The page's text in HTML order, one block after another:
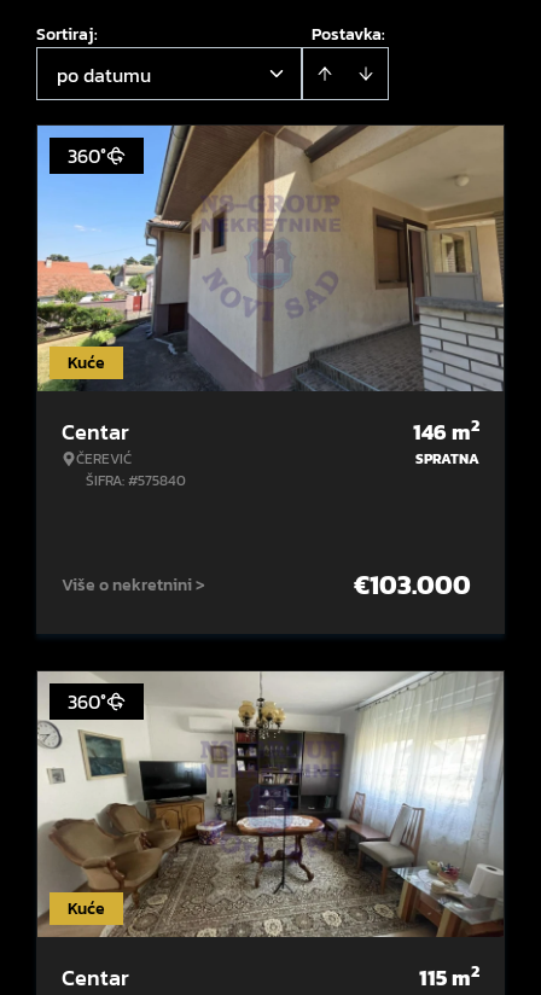
Postavka:
Sortiraj:
po datumu
Kuće
360°
Centar
ČEREVIĆ
ŠIFRA: #575840
146m2
SPRATNA
Više o nekretnini > €103.000
Kuće
360°
Centar 115m2